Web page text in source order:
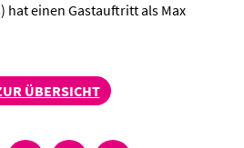
hat einen Gastauftritt als Max
ÜBERSICHT